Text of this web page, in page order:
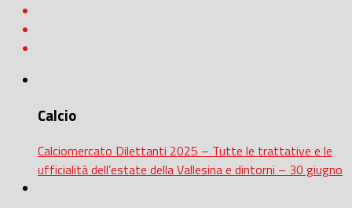
Calcio
Calciomercato Dilettanti 2025 – Tutte le trattative e le
ufficialità dell’estate della Vallesina e dintorni – 30 giugno